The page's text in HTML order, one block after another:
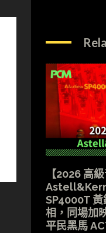
【2026 高級
Astell&Kern
SP4000T 黃
相，同場加
平民黑馬